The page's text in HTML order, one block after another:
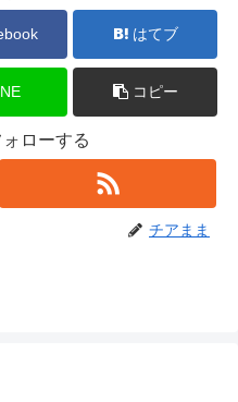
はてブ
コピー
ローする
チアまま